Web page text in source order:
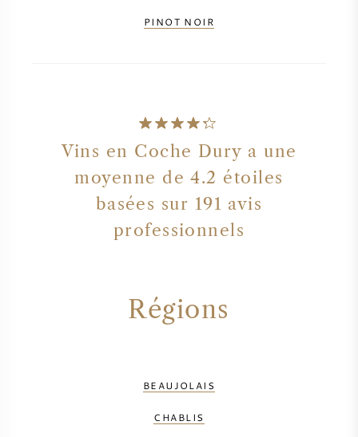
PINOT NOIR
Vins en Coche Dury a une
moyenne de 4.2 étoiles
basées sur 191 avis
professionnels
Régions
BEAUJOLAIS
CHABLIS